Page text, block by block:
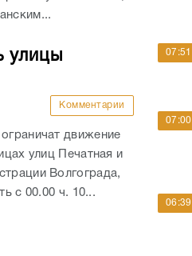
улицы
Комментарии
движение
улиц Печатная и
Волгограда,
с 00.00 ч. 10...
07:51
07:00
06:39